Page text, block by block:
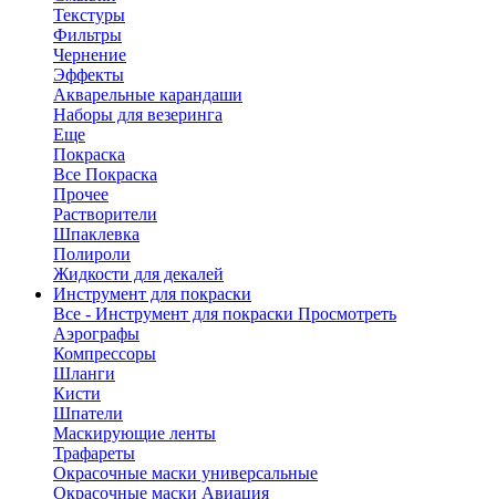
Текстуры
Фильтры
Чернение
Эффекты
Акварельные карандаши
Наборы для везеринга
Еще
Покраска
Все Покраска
Прочее
Растворители
Шпаклевка
Полироли
Жидкости для декалей
Инструмент для покраски
Все - Инструмент для покраски Просмотреть
Аэрографы
Компрессоры
Шланги
Кисти
Шпатели
Маскирующие ленты
Трафареты
Окрасочные маски универсальные
Окрасочные маски Авиация